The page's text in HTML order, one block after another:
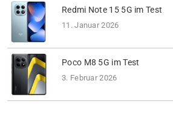
Redmi Note 15 5G im Test
11. Januar 2026
Poco M8 5G im Test
3. Februar 2026